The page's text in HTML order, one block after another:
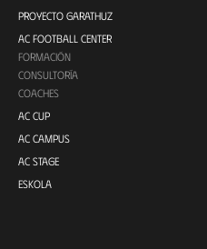
PROYECTO GARATHUZ
AC FOOTBALL CENTER
FORMACIÓN
CONSULTORÍA
COACHES
AC CUP
AC CAMPUS
AC STAGE
ESKOLA